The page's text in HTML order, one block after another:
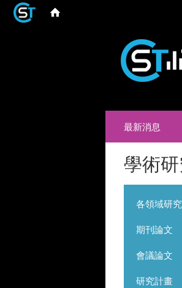
最新消息
學術
各領域研
期刊論文
會議論文
研究計畫